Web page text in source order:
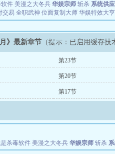
件 美漫之大冬兵 华娱宗师 斩杀 系统供
交易 全职武神 位面复制大师 华娱特效大亨
月》最新章节 （提示：已启用缓存
第23节
第20节
第17节
杀毒软件 美漫之大冬兵 华娱宗师 斩杀